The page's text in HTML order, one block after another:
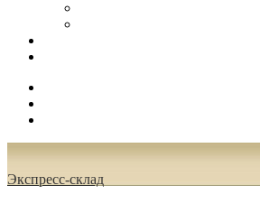
Экспресс-склад